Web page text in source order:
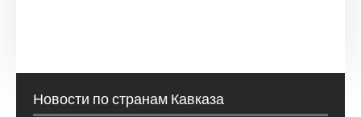
Новости по странам Кавказа